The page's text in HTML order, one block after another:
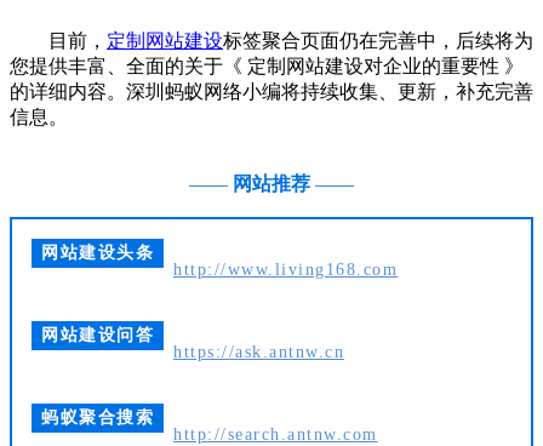
目前， 定制网站建设标签聚合页面仍在完善中，后续将为
您提供丰富、全面的关于《 定制网站建设对企业的重要性 》
的详细内容。深圳蚂蚁网络小编将持续收集、更新，补充完善
信息。
—— 网站推荐 ——
网站建设头条
http://www.living168.com
网站建设问答
https://ask.antnw.cn
蚂蚁聚合搜索
http://search.antnw.com